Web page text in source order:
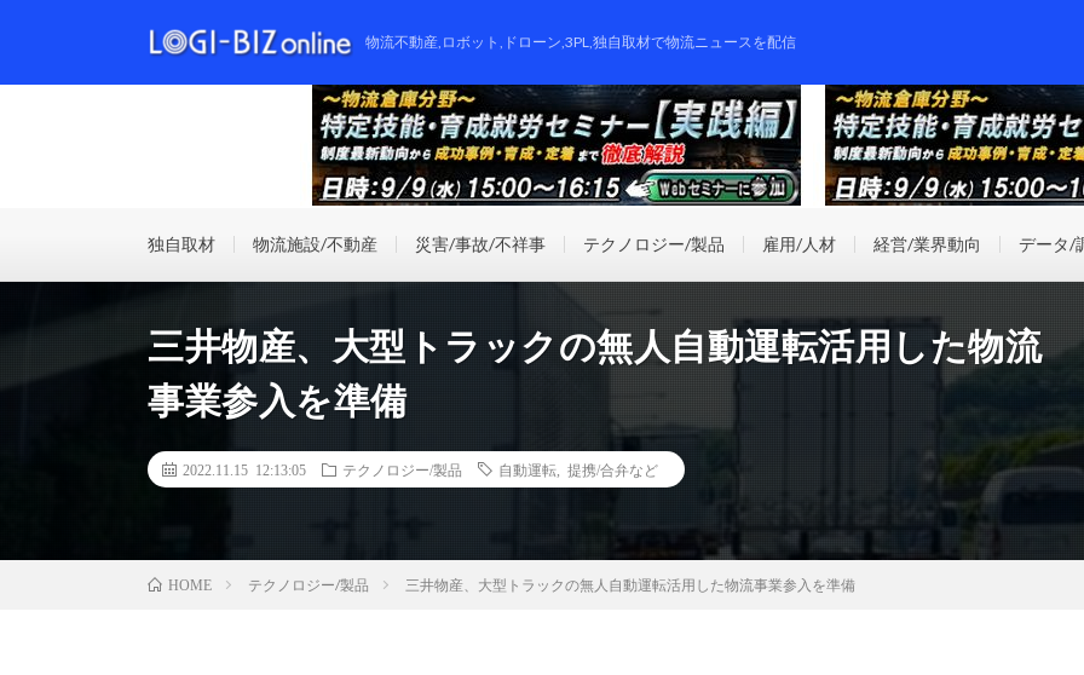
物流不動産,ロボット,ドローン,3PL,独自取材で物流ニュースを配信
独自取材 物流施設/不動産 災害/事故/不祥事 テクノロジー/製品 雇用/人材 経営/業界動向 データ/
三井物産、大型トラックの無人自動運転活用した物流
事業参入を準備
2022.11.15 12:13:05 テクノロジー/製品 自動運転 提携/合弁など
HOME テクノロジー/製品 三井物産、大型トラックの無人自動運転活用した物流事業参入を準備